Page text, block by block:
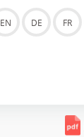
EN DE FR